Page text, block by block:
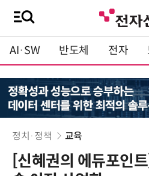
AI·SW 반도체 전자
정치·정책 교육
[신혜권의 에듀포인트